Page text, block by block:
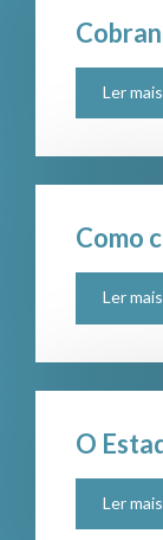
Ler mais
Como
Ler mais
O
Ler mais